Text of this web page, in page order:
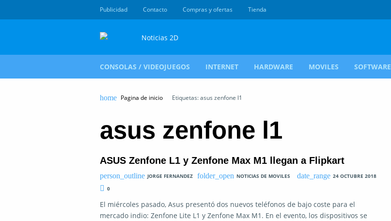
Publicidad Contacto Compras y ofertas Tienda
CONSOLAS / VIDEOJUEGOS INTERNET HARDWARE MOVILES SOFTWARE
Pagina de inicio Etiquetas: asus zenfone l1
asus zenfone l1
ASUS Zenfone L1 y Zenfone Max M1 llegan a Flipkart
JORGE FERNANDEZ NOTICIAS DE MOVILES
24 OCTUBRE 2018
0
El miércoles pasado, Asus presentó dos nuevos teléfonos de bajo coste para el
mercado indio: Zenfone Lite L1 y Zenfone Max M1. En el evento, los dispositivos se